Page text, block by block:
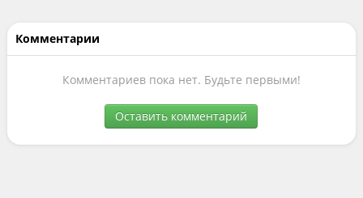
Комментарии
Комментариев пока нет. Будьте первыми!
Оставить комментарий